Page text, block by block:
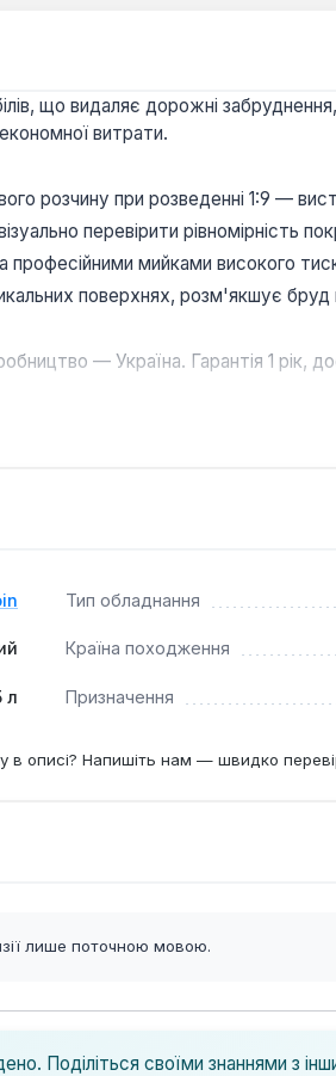
що видаляє дорожні
витрати.
розчину при розведенні 1:9 —
перевірити рівномірність
професійними мийками високого
поверхнях, розм'якшує
— Україна. Гарантія 1 рік,
Тип обладнання
Країна походження
л Призначення
в описі? Напишіть нам — швидко
лише поточною мовою.
Поділіться своїми знаннями з